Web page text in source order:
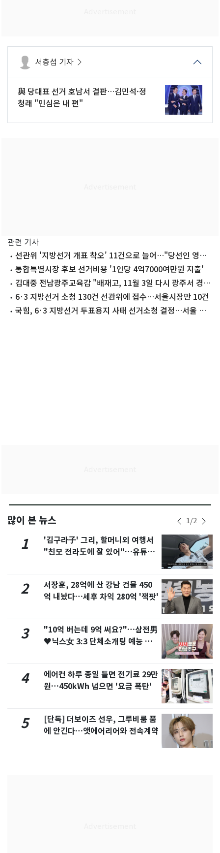
서충섭 기자
與 당대표 선거 호남서 결판…김민석·정
청래 "민심은 내 편"
관련 기사
선관위 '지방선거 개표 착오' 11건으로 늘어…"당선인 영향
없어"
통합특별시장 후보 선거비용 '1인당 4억7000여만원 지출'
김대중 전남광주교육감 "배재고, 11월 3일 다시 광주서 경기
하자"
6·3 지방선거 소청 130건 선관위에 접수…서울시장만 10건
국힘, 6·3 지방선거 투표용지 사태 선거소청 결정…서울 등 6
많이 본 뉴스 1/2
1
'김구라子' 그리, 할머니외 여행서
"친모 전라도에 잘 있어"…유튜브
2
서장훈, 28억에 산 강남 건물 450
억 내놨다…세후 차익 280억 '잭팟'
3
"10억 버는데 9억 써요?"…삼전男
♥닉스女 3:3 단체소개팅 예능 화
4
에어컨 하루 종일 틀면 전기료 29만
원…450kWh 넘으면 '요금 폭탄'
5
[단독] 더보이즈 선우, 그루비룸 품
에 안긴다…앳에어리어와 전속계약